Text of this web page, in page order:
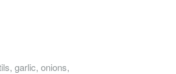
garlic, onions,